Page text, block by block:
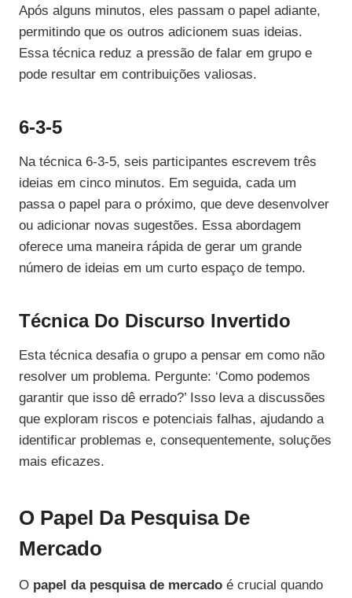
Após alguns minutos, eles passam o papel adiante,
permitindo que os outros adicionem suas ideias.
Essa técnica reduz a pressão de falar em grupo e
pode resultar em contribuições valiosas.
6-3-5
Na técnica 6-3-5, seis participantes escrevem três
ideias em cinco minutos. Em seguida, cada um
passa o papel para o próximo, que deve desenvolver
ou adicionar novas sugestões. Essa abordagem
oferece uma maneira rápida de gerar um grande
número de ideias em um curto espaço de tempo.
Técnica Do Discurso Invertido
Esta técnica desafia o grupo a pensar em como não
resolver um problema. Pergunte: ‘Como podemos
garantir que isso dê errado?’ Isso leva a discussões
que exploram riscos e potenciais falhas, ajudando a
identificar problemas e, consequentemente, soluções
mais eficazes.
O Papel Da Pesquisa De
Mercado
O papel da pesquisa de mercado é crucial quando